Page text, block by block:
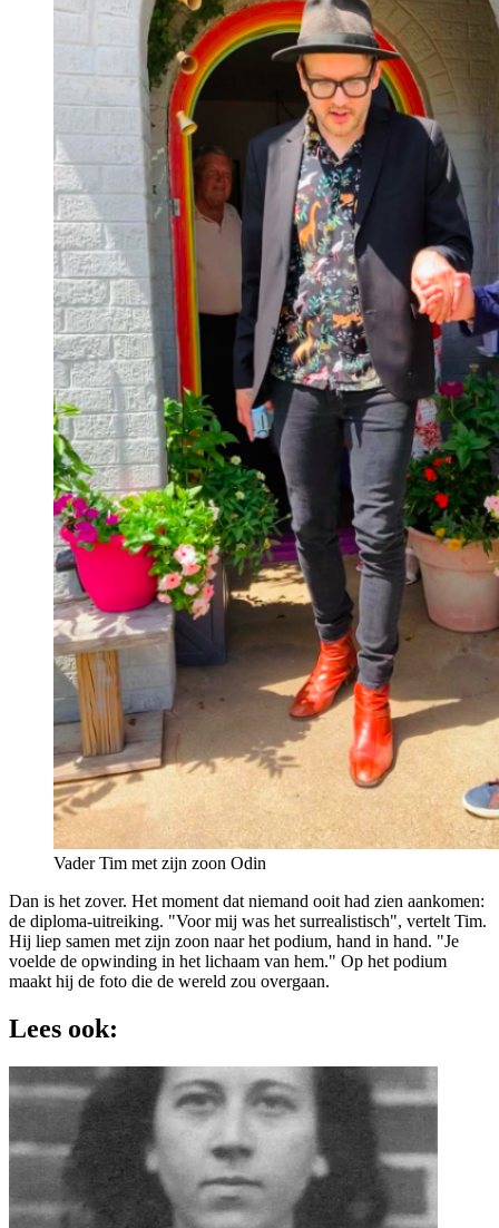
Vader Tim met zijn zoon Odin
Dan is het zover. Het moment dat niemand ooit had zien aankomen:
de diploma-uitreiking. "Voor mij was het surrealistisch", vertelt Tim.
Hij liep samen met zijn zoon naar het podium, hand in hand. "Je
voelde de opwinding in het lichaam van hem." Op het podium
maakt hij de foto die de wereld zou overgaan.
Lees ook: